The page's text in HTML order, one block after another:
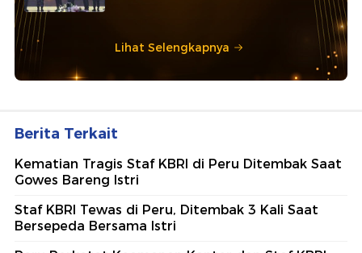
Lihat Selengkapnya
Berita Terkait
Kematian Tragis Staf KBRI di Peru Ditembak Saat
Gowes Bareng Istri
Staf KBRI Tewas di Peru, Ditembak 3 Kali Saat
Bersepeda Bersama Istri